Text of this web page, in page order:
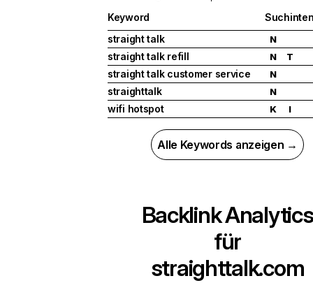
Keyword
straight talk
N
straight talk refill N T
straight talk customer service N
straighttalk N
wifi hotspot K I
Alle Keywords anzeigen →
Backlink Analytics
für
straighttalk.com